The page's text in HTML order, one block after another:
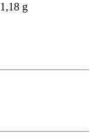
1,18 g